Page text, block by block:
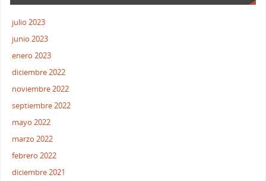
julio 2023
junio 2023
enero 2023
diciembre 2022
noviembre 2022
septiembre 2022
mayo 2022
marzo 2022
febrero 2022
diciembre 2021